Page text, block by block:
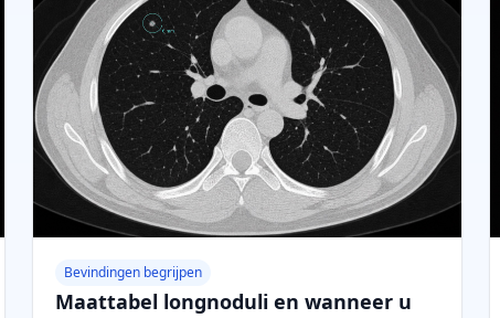
Bevindingen begrijpen
Maattabel longnoduli en wanneer u